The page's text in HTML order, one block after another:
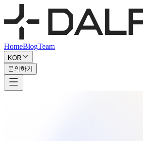
HomeBlogTeam
KOR
문의하기